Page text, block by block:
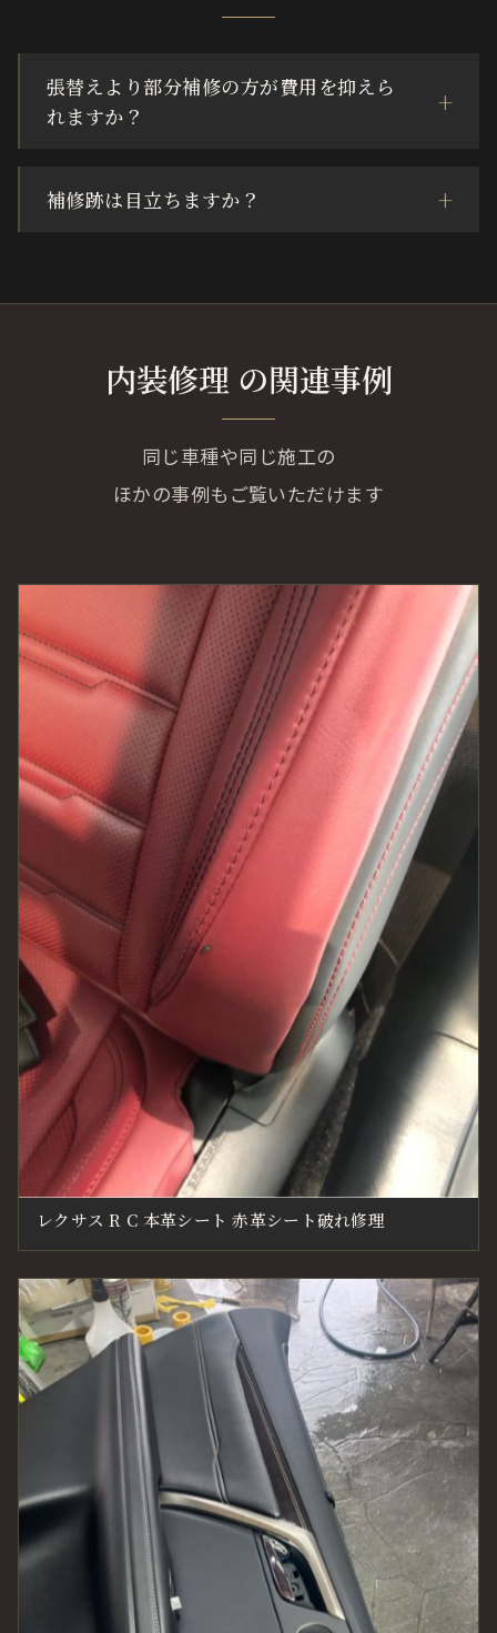
張替えより部分補修の方が費用を抑えら
れますか？
補修跡は目立ちますか？
内装修理 の関連事例
同じ車種や同じ施工の
ほかの事例もご覧いただけます
レクサス R C 本革シート 赤革シート破れ修理